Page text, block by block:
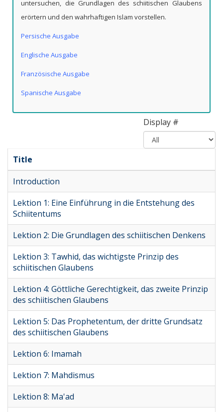
untersuchen, die Grundlagen des schiitischen Glaubens
erörtern und den wahrhaftigen Islam vorstellen.
Persische Ausgabe
Englische Ausgabe
Französische Ausgabe
Spanische Ausgabe
Display #
Title
Introduction
Lektion 1: Eine Einführung in die Entstehung des
Schiitentums
Lektion 2: Die Grundlagen des schiitischen Denkens
Lektion 3: Tawhid, das wichtigste Prinzip des
schiitischen Glaubens
Lektion 4: Göttliche Gerechtigkeit, das zweite Prinzip
des schiitischen Glaubens
Lektion 5: Das Prophetentum, der dritte Grundsatz
des schiitischen Glaubens
Lektion 6: Imamah
Lektion 7: Mahdismus
Lektion 8: Ma'ad